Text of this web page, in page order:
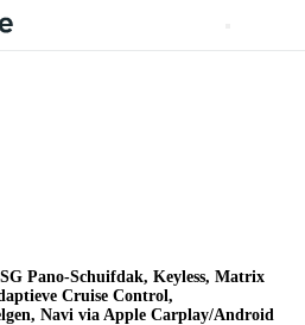
Pano-Schuifdak, Keyless, Matrix
Cruise Control,
Navi via Apple Carplay/Android